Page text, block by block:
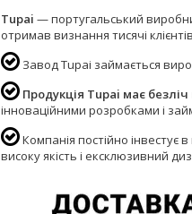
Tupai — португальський
отримав визнання тисячі
Завод Tupai займається
Продукція Tupai має безліч
інноваційними розробками і
Компанія постійно інвестує
високу якість і ексклюзивний